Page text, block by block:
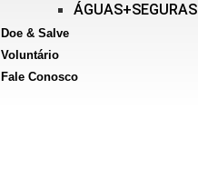
ÁGUAS+SEGURAS
Doe & Salve
Voluntário
Fale Conosco